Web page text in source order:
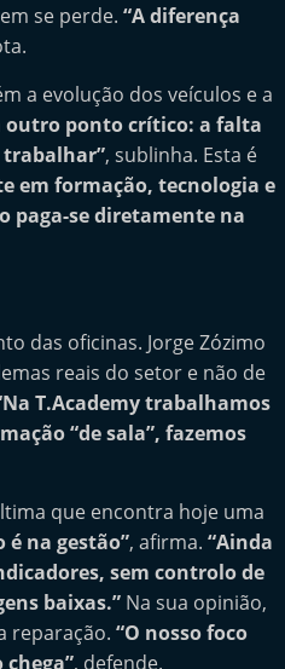
se perde. “A diferença
a evolução dos veículos e a
outro ponto crítico: a falta
trabalhar”, sublinha. Esta é
em formação, tecnologia e
paga-se diretamente na
das oficinas. Jorge Zózimo
reais do setor e não de
T.Academy trabalhamos
“de sala”, fazemos
que encontra hoje uma
é na gestão”, afirma. “Ainda
sem controlo de
baixas.” Na sua opinião,
reparação. “O nosso foco
, defende.